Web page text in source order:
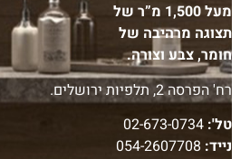
מעל 1,500 מ”ר של
תצוגה מרהיבה של
חומר, צבע וצורה.
רח' הפרסה 2, תלפיות ירושלים.
טל': 02-673-0734
נייד: 054-2607708